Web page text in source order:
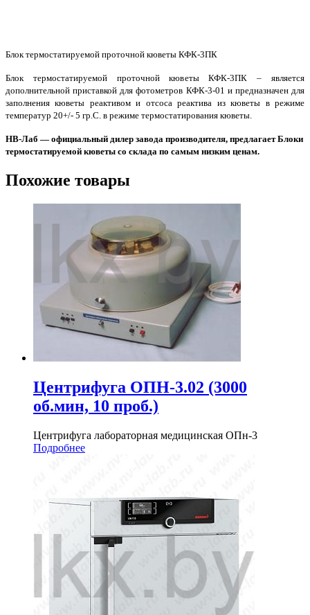
Блок термостатируемой проточной кюветы КФК-3ПК
Блок термостатируемой проточной кюветы КФК-3ПК – является
дополнительной приставкой для фотометров КФК-3-01 и предназначен для
заполнения кюветы реактивом и отсоса реактива из кюветы в режиме
температур 20+/- 5 гр.С. в режиме термостатирования кюветы.
НВ-Лаб — официальный дилер завода производителя, предлагает Блоки
термостатируемой кюветы со склада по самым низким ценам.
Похожие товары
Центрифуга ОПН-3.02 (3000
об.мин, 10 проб.)
Центрифуга лабораторная медицинская ОПн-3
Подробнее